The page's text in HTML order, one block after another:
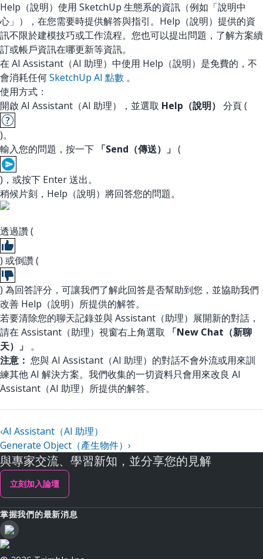
Help（說明）使用 SketchUp 生態系的資訊（例如「說明中
心」），在您需要時提供解答與指引。Help（說明）提供的資
訊不限於建模技巧或工作流程。您也可以提出問題，了解方案續
訂或帳戶資訊在哪更新等資訊。
在 AI Assistant（AI 助理）中使用 Help（說明）是免費的，不
會消耗任何SketchUp AI 點數 。
使用方式：
開啟 AI Assistant（AI 助理），並選取 Help（說明） 分頁 (
)。
輸入您的問題，按一下 「Send（傳送）」 (
)，或按下 Enter 送出。
稍候片刻，Help（說明）將回答您的問題。
透過讚 (
) 或倒讚 (
) 為回答評分，可讓我們了解此回答是否幫助到您，並協助我們
改善 Help（說明）所提供的解答。
若要清除您的聊天記錄並與 Assistant（助理）展開新的對話，
請在 Assistant（助理）視窗右上角選取
「New Chat（新聊
天）」 。
注意： 您與 AI Assistant（AI 助理）的對話不會外流或用來訓
練其他 AI 解決方案。我們收集的一切資料只會用來改良 AI
Assistant（AI 助理）所提供的解答。
‹AI Assistant（AI 助理）
Generate Object（產生物件） ›
與專家交流、學習新知，並分享您的見解
立刻加入論壇
掌握我們的最新消息